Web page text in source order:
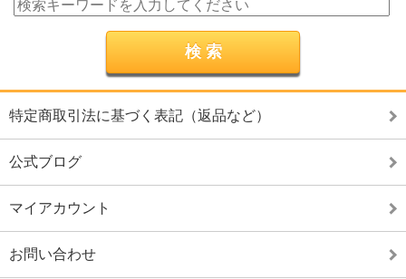
特定商取引法に基づく表記（返品など）
公式ブログ
マイアカウント
お問い合わせ